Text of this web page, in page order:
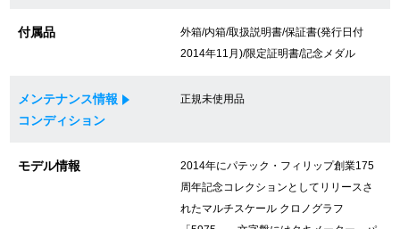
修理・メンテンナンスについて
外装仕上げについて
付属品
外箱/内箱/取扱説明書/保証書(発行日付
2014年11月)/限定証明書/記念メダル
メンテナンス情報
コンディション
正規未使用品
モデル情報
2014年にパテック・フィリップ創業175
周年記念コレクションとしてリリースさ
れたマルチスケール クロノグラフ